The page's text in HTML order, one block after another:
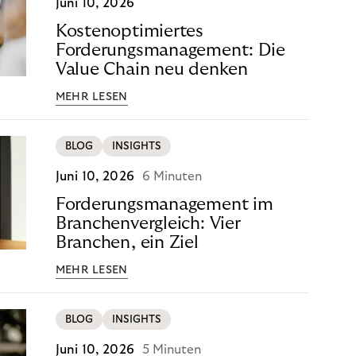
Juni 10, 2026
Kostenoptimiertes
Forderungsmanagement: Die
Value Chain neu denken
MEHR LESEN
BLOG INSIGHTS
Juni 10, 2026 6 Minuten
Forderungsmanagement im
Branchenvergleich: Vier
Branchen, ein Ziel
MEHR LESEN
BLOG INSIGHTS
Juni 10, 2026 5 Minuten